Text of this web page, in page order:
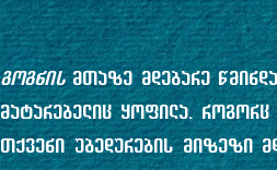
გოგნისმთაზე მდებარე წმინდა
მატარებელიც ყოფილა.
თქვენი უბედურების მიზეზი